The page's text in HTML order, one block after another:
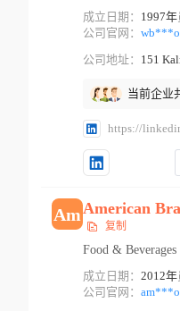
成立日期： 1997年
公司官网：
公司地址： 151
当前企业
https://
AmAmerican
复制
Food & Beverages
成立日期： 2012年
公司官网：